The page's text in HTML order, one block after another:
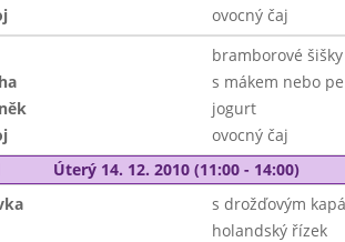
ovocný čaj
bramborové šišky
s mákem nebo
jogurt
ovocný čaj
Úterý 14. 12. 2010 (11:00 - 14:00)
s drožďovým
holandský řízek